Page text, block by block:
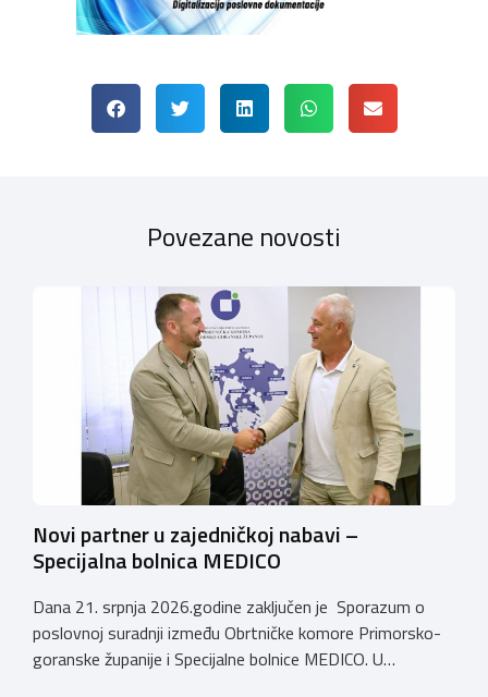
Povezane novosti
Novi partner u zajedničkoj nabavi –
Specijalna bolnica MEDICO
Dana 21. srpnja 2026.godine zaključen je Sporazum o
poslovnoj suradnji između Obrtničke komore Primorsko-
goranske županije i Specijalne bolnice MEDICO. U